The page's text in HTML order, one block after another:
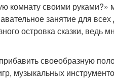
комнату своими руками?»
занятие для
островка сказки, ведь
своеобразную
музыкальных